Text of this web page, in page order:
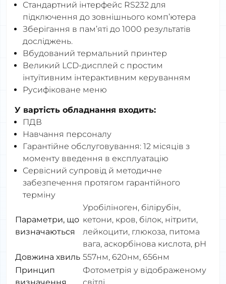
Стандартний інтерфейс RS232 для
підключення до зовнішнього комп’ютера
Зберігання в пам’яті до 1000 результатів
досліджень.
Вбудований термальний принтер
Великий LCD-дисплей с простим
інтуїтивним інтерактивним керуванням
Русифіковане меню
У вартість обладнання входить:
ПДВ
Навчання персоналу
Гарантійне обслуговування: 12 місяців з
моменту введення в експлуатацію
Сервісний супровід й методичне
забезпечення протягом гарантійного
терміну
Параметри, що
визначаються
Уробіліноген, білірубін,
кетони, кров, білок, нітрити,
лейкоцити, глюкоза, питома
вага, аскорбінова кислота, рН
Довжина хвиль 557нм, 620нм, 656нм
Принцип
Фотометрія у відображеному